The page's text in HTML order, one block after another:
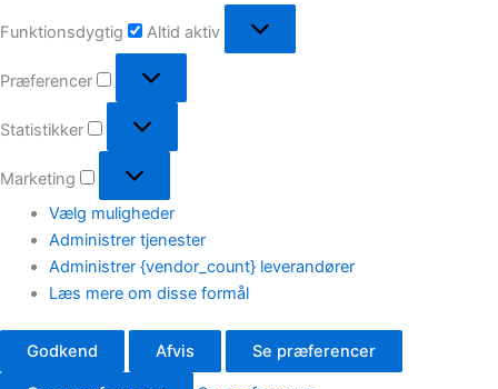
Funktionsdygtig Altid aktiv
Præferencer
Statistikker
Marketing
Vælg muligheder
Administrer tjenester
Administrer {vendor_count} leverandører
Læs mere om disse formål
Godkend Afvis Se præferencer